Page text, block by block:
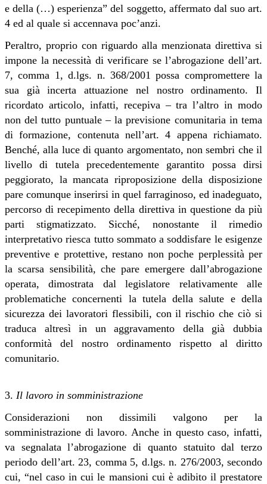
e della (…) esperienza” del soggetto, affermato dal suo art.
4 ed al quale si accennava poc’anzi.
Peraltro, proprio con riguardo alla menzionata direttiva si
impone la necessità di verificare se l’abrogazione dell’art.
7, comma 1, d.lgs. n. 368/2001 possa compromettere la
sua già incerta attuazione nel nostro ordinamento. Il
ricordato articolo, infatti, recepiva – tra l’altro in modo
non del tutto puntuale – la previsione comunitaria in tema
di formazione, contenuta nell’art. 4 appena richiamato.
Benché, alla luce di quanto argomentato, non sembri che il
livello di tutela precedentemente garantito possa dirsi
peggiorato, la mancata riproposizione della disposizione
pare comunque inserirsi in quel farraginoso, ed inadeguato,
percorso di recepimento della direttiva in questione da più
parti stigmatizzato. Sicché, nonostante il rimedio
interpretativo riesca tutto sommato a soddisfare le esigenze
preventive e protettive, restano non poche perplessità per
la scarsa sensibilità, che pare emergere dall’abrogazione
operata, dimostrata dal legislatore relativamente alle
problematiche concernenti la tutela della salute e della
sicurezza dei lavoratori flessibili, con il rischio che ciò si
traduca altresì in un aggravamento della già dubbia
conformità del nostro ordinamento rispetto al diritto
comunitario.
3. Il lavoro in somministrazione
Considerazioni non dissimili valgono per la
somministrazione di lavoro. Anche in questo caso, infatti,
va segnalata l’abrogazione di quanto statuito dal terzo
periodo dell’art. 23, comma 5, d.lgs. n. 276/2003, secondo
cui, “nel caso in cui le mansioni cui è adibito il prestatore